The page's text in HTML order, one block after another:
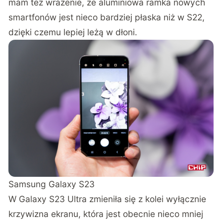
mam też wrażenie, że aluminiowa ramka nowych
smartfonów jest nieco bardziej płaska niż w S22,
dzięki czemu lepiej leżą w dłoni.
Samsung Galaxy S23
W Galaxy S23 Ultra zmieniła się z kolei wyłącznie
krzywizna ekranu, która jest obecnie nieco mniej